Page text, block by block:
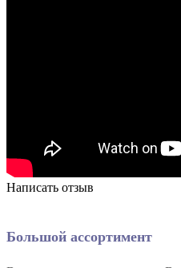
Написать отзыв
Большой ассортимент